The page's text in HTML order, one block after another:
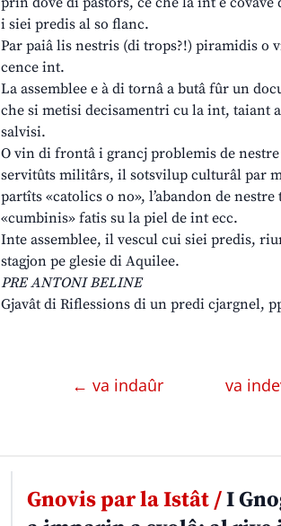
i siei predis al so flanc.
Par paiâ lis nestris (di trops?!) piramidis
cence int.
La assemblee e à di tornâ a butâ fûr un
che si metisi decisamentri cu la int, taiant
salvisi.
O vin di frontâ i grancj problemis de
servitûts militârs, il sotsvilup culturâl par
partîts «catolics o no», l’abandon de
«cumbinis» fatis su la piel de int ecc.
Inte assemblee, il vescul cui siei predis,
stagjon pe glesie di Aquilee.
PRE ANTONI BELINE
Gjavât di Riflessions di un predi cjargnel,
← va indaûr va
Gnovis par la Istât /I